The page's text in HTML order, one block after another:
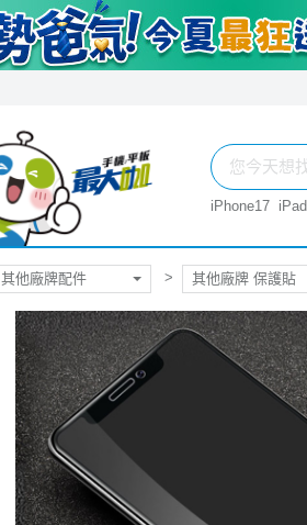
iPhone17 iPad
其他廠牌配件 其他廠牌 保護貼